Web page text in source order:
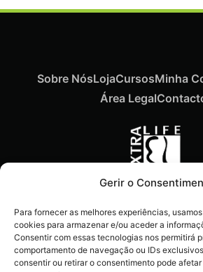
Gerir o
Para fornecer as melhores experiências,
cookies para armazenar e/ou aceder a
Consentir com essas tecnologias nos permitirá
comportamento de navegação ou IDs
consentir ou retirar o consentimento pode
novidades e
imperdíveis
teu e-mail.
Sobre NósLojaCursosMinha
Área Legal